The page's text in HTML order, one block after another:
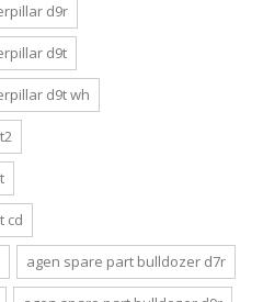
d9r
d9t
d9t wh
cd
agen spare part bulldozer d7r